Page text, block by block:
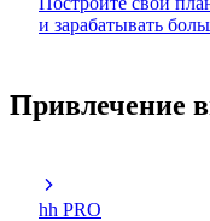
и зарабатывать
Привлечение
hh PRO